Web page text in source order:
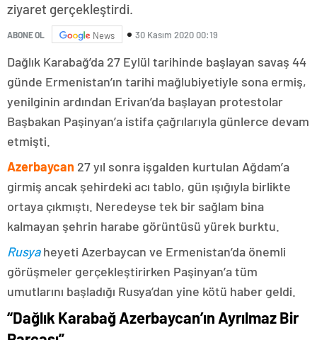
ziyaret gerçekleştirdi.
ABONE OL News 30 Kasım 2020 00:19
Dağlık Karabağ’da 27 Eylül tarihinde başlayan savaş 44
günde Ermenistan’ın tarihi mağlubiyetiyle sona ermiş,
yenilginin ardından Erivan’da başlayan protestolar
Başbakan Paşinyan’a istifa çağrılarıyla günlerce devam
etmişti.
Azerbaycan 27 yıl sonra işgalden kurtulan Ağdam’a
girmiş ancak şehirdeki acı tablo, gün ışığıyla birlikte
ortaya çıkmıştı. Neredeyse tek bir sağlam bina
kalmayan şehrin harabe görüntüsü yürek burktu.
Rusyaheyeti Azerbaycan ve Ermenistan’da önemli
görüşmeler gerçekleştirirken Paşinyan’a tüm
umutlarını başladığı Rusya’dan yine kötü haber geldi.
“Dağlık Karabağ Azerbaycan’ın Ayrılmaz Bir